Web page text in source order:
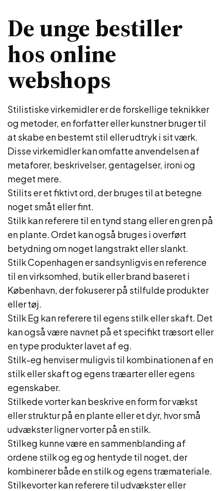
De unge bestiller
hos online
webshops
Stilistiske virkemidler er de forskellige teknikker
og metoder, en forfatter eller kunstner bruger til
at skabe en bestemt stil eller udtryk i sit værk.
Disse virkemidler kan omfatte anvendelsen af
metaforer, beskrivelser, gentagelser, ironi og
meget mere.
Stilits er et fiktivt ord, der bruges til at betegne
noget småt eller fint.
Stilk kan referere til en tynd stang eller en gren på
en plante. Ordet kan også bruges i overført
betydning om noget langstrakt eller slankt.
Stilk Copenhagen er sandsynligvis en reference
til en virksomhed, butik eller brand baseret i
København, der fokuserer på stilfulde produkter
eller tøj.
Stilk Eg kan referere til egens stilk eller skaft. Det
kan også være navnet på et specifikt træsort eller
en type produkter lavet af eg.
Stilk-eg henviser muligvis til kombinationen af en
stilk eller skaft og egens træarter eller egens
egenskaber.
Stilkede vorter kan beskrive en form for vækst
eller struktur på en plante eller et dyr, hvor små
udvækster ligner vorter på en stilk.
Stilkeg kunne være en sammenblanding af
ordene stilk og eg og hentyde til noget, der
kombinerer både en stilk og egens træmateriale.
Stilkevorter kan referere til udvækster eller